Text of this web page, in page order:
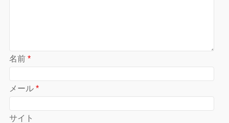
名前*
メール*
サイト